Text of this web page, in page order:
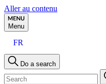
Aller au contenu
Menu
FR
Do a search